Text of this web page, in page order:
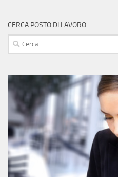
CERCA POSTO DI LAVORO
Ricerca
per: